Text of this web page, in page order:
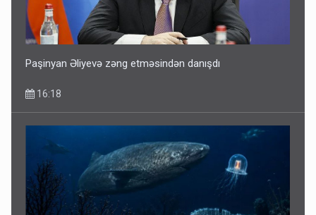
Paşinyan Əliyevə zəng etməsindən danışdı
16:18